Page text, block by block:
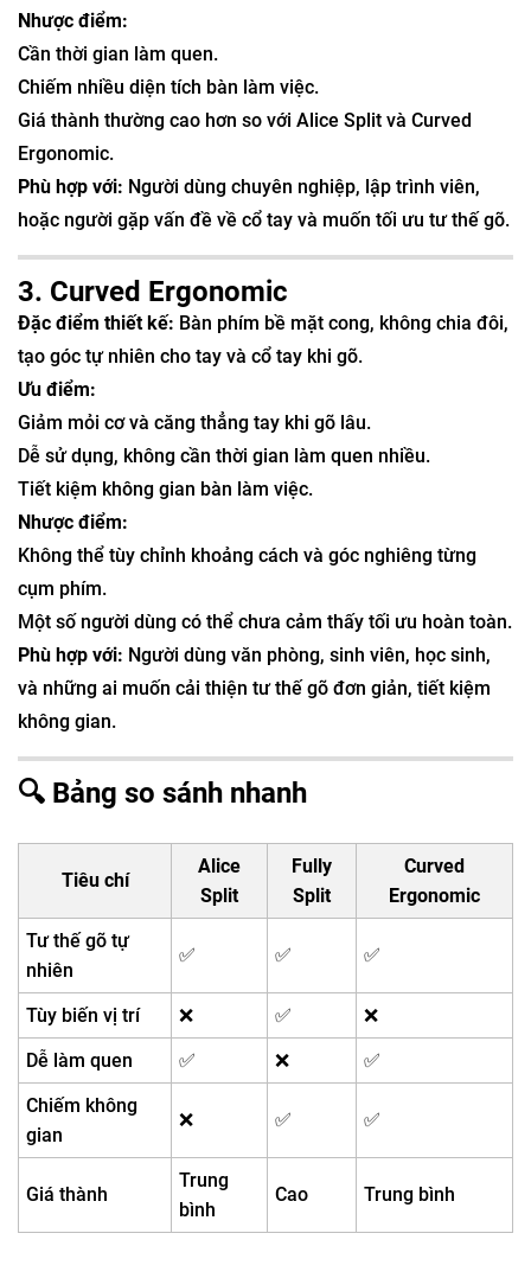
Nhược điểm:
Cần thời gian làm quen.
Chiếm nhiều diện tích bàn làm việc.
Giá thành thường cao hơn so với Alice Split và Curved
Ergonomic.
Phù hợp với: Người dùng chuyên nghiệp, lập trình viên,
hoặc người gặp vấn đề về cổ tay và muốn tối ưu tư thế gõ.
3. Curved Ergonomic
Đặc điểm thiết kế: Bàn phím bề mặt cong, không chia đôi,
tạo góc tự nhiên cho tay và cổ tay khi gõ.
Ưu điểm:
Giảm mỏi cơ và căng thẳng tay khi gõ lâu.
Dễ sử dụng, không cần thời gian làm quen nhiều.
Tiết kiệm không gian bàn làm việc.
Nhược điểm:
Không thể tùy chỉnh khoảng cách và góc nghiêng từng
cụm phím.
Một số người dùng có thể chưa cảm thấy tối ưu hoàn toàn.
Phù hợp với: Người dùng văn phòng, sinh viên, học sinh,
và những ai muốn cải thiện tư thế gõ đơn giản, tiết kiệm
không gian.
🔍 Bảng so sánh nhanh
Tiêu chí
Alice
Split
Fully
Split
Curved
Ergonomic
Tư thế gõ tự
nhiên
✅ ✅ ✅
Tùy biến vị trí ❌ ✅
❌
Dễ làm quen
✅ ❌
✅
Chiếm không
gian
❌ ✅ ✅
Giá thành
Trung
bình
Cao Trung bình